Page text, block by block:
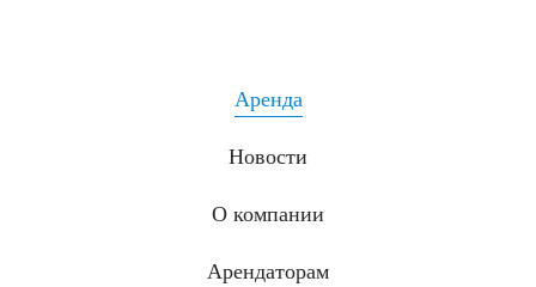
Аренда
Новости
О компании
Арендаторам